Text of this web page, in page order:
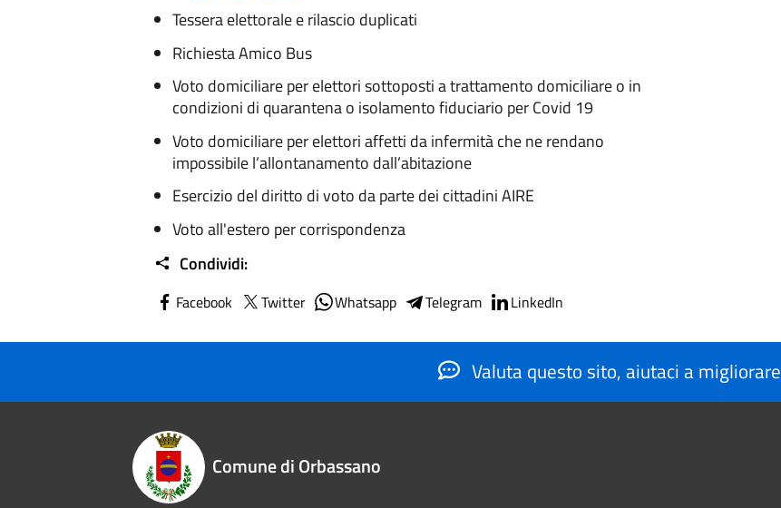
Tessera elettorale e rilascio duplicati
Richiesta Amico Bus
Voto domiciliare per elettori sottoposti a trattamento domiciliare o in
condizioni di quarantena o isolamento fiduciario per Covid 19
Voto domiciliare per elettori affetti da infermità che ne rendano
impossibile l’allontanamento dall’abitazione
Esercizio del diritto di voto da parte dei cittadini AIRE
Voto all'estero per corrispondenza
Condividi:
Facebook Twitter Whatsapp Telegram LinkedIn
Valuta questo sito, aiutaci a migliorare
Comune di Orbassano